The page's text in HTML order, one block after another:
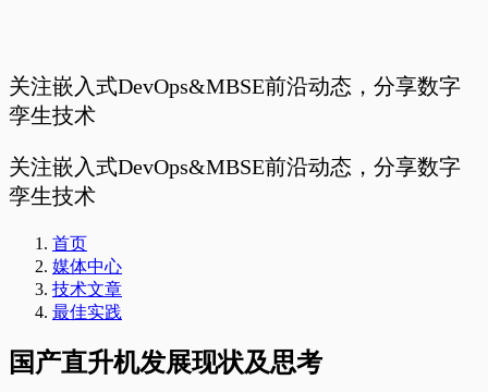
关注嵌入式DevOps&MBSE前沿动态，分享数字
孪生技术
关注嵌入式DevOps&MBSE前沿动态，分享数字
孪生技术
首页
媒体中心
技术文章
最佳实践
国产直升机发展现状及思考